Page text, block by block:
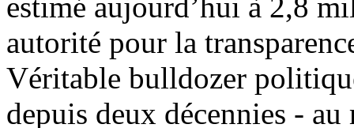
autorité pour la
Véritable bulldozer
depuis deux décennies - au